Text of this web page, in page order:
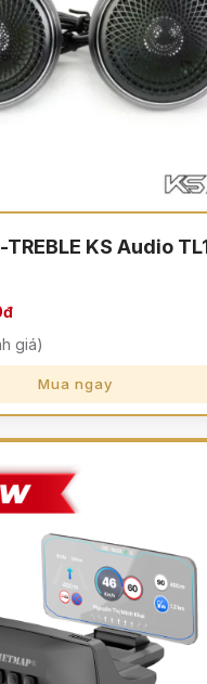
TREBLE KS Audio
giá)
Mua ngay